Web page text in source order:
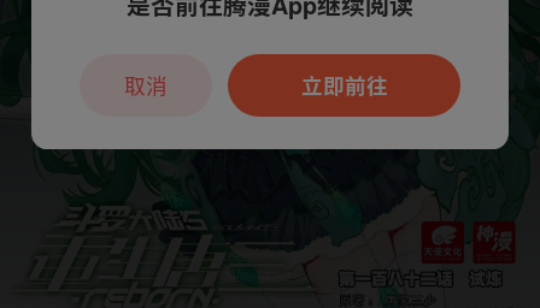
本章节仅支持App阅读，可打开App新用
户7天免费看立即前往
取消